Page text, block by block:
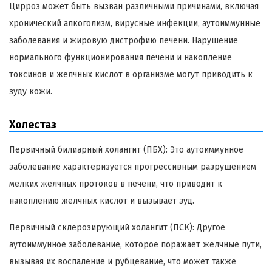
Цирроз может быть вызван различными причинами, включая
хронический алкоголизм, вирусные инфекции, аутоиммунные
заболевания и жировую дистрофию печени. Нарушение
нормального функционирования печени и накопление
токсинов и желчных кислот в организме могут приводить к
зуду кожи.
Холестаз
Первичный билиарный холангит (ПБХ): Это аутоиммунное
заболевание характеризуется прогрессивным разрушением
мелких желчных протоков в печени, что приводит к
накоплению желчных кислот и вызывает зуд.
Первичный склерозирующий холангит (ПСК): Другое
аутоиммунное заболевание, которое поражает желчные пути,
вызывая их воспаление и рубцевание, что может также